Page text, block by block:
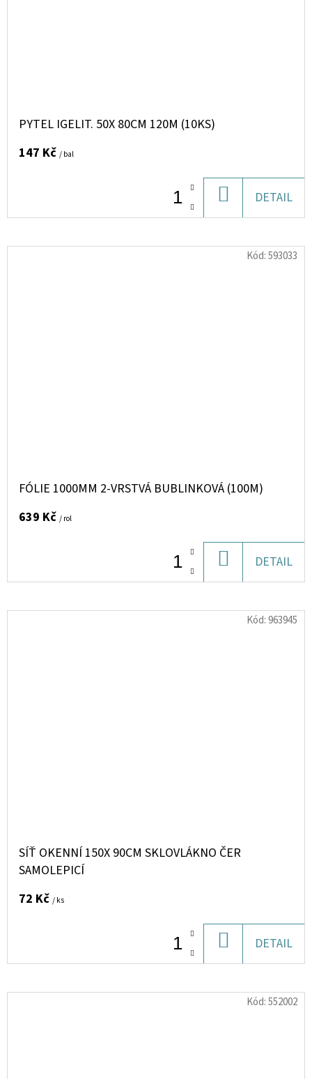
PYTEL IGELIT. 50X 80CM 120Μ (10KS)
147 Kč / bal
KOŠÍKU
DETAIL
FÓLIE 1000MM 2-VRSTVÁ BUBLINKOVÁ (100M)
639 Kč / rol
KOŠÍKU
DETAIL
Kód:593033
SÍŤ OKENNÍ 150X 90CM SKLOVLÁKNO ČER
SAMOLEPICÍ
72 Kč / ks
KOŠÍKU
DETAIL
Kód:963945
Kód:552002